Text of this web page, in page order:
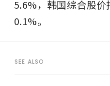
5.6%，韩国综合股
0.1%。
SEE ALSO